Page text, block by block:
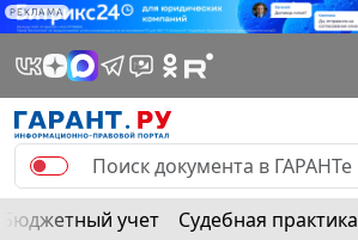
РЕКЛАМА
Бюджетный учет Судебная практика